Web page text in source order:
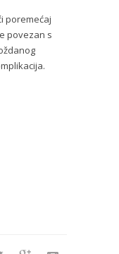
poremećaj
povezan s